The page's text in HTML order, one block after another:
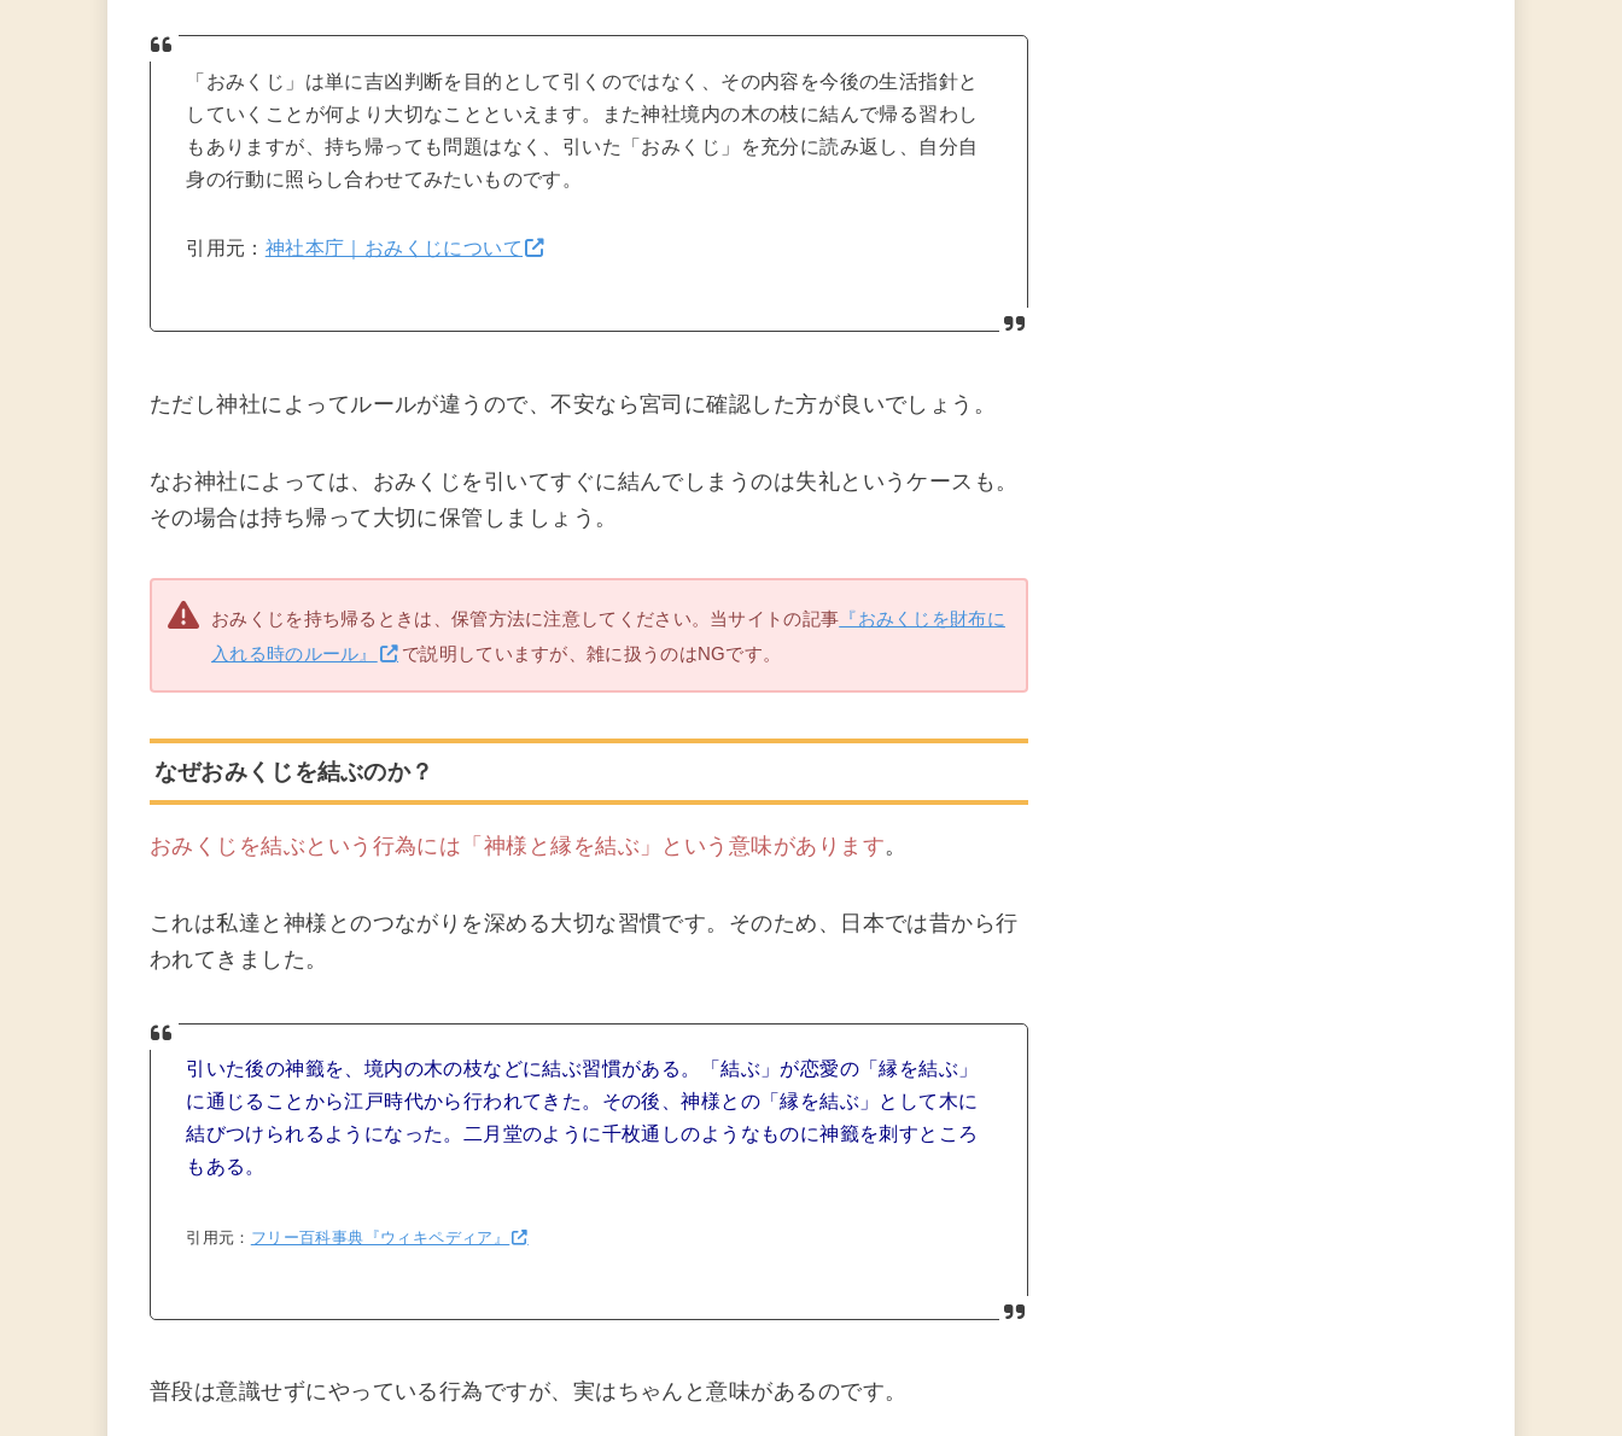
「おみくじ」は単に吉凶判断を目的として引くのではなく、その内容を今後の生活指針と
していくことが何より大切なことといえます。また神社境内の木の枝に結んで帰る習わし
もありますが、持ち帰っても問題はなく、引いた「おみくじ」を充分に読み返し、自分自
身の行動に照らし合わせてみたいものです。
引用元： 神社本庁｜おみくじについて
ただし神社によってルールが違うので、不安なら宮司に確認した方が良いでしょう。
なお神社によっては、おみくじを引いてすぐに結んでしまうのは失礼というケースも。
その場合は持ち帰って大切に保管しましょう。
おみくじを持ち帰るときは、保管方法に注意してください。当サイトの記事 『おみくじを財布に
入れる時のルール』
で説明していますが、雑に扱うのはNGです。
なぜおみくじを結ぶのか？
おみくじを結ぶという行為には「神様と縁を結ぶ」という意味があります。
これは私達と神様とのつながりを深める大切な習慣です。そのため、日本では昔から行
われてきました。
引いた後の神籤を、境内の木の枝などに結ぶ習慣がある。「結ぶ」が恋愛の「縁を結ぶ」
に通じることから江戸時代から行われてきた。その後、神様との「縁を結ぶ」として木に
結びつけられるようになった。二月堂のように千枚通しのようなものに神籤を刺すところ
もある。
引用元： フリー百科事典『ウィキペディア』
普段は意識せずにやっている行為ですが、実はちゃんと意味があるのです。